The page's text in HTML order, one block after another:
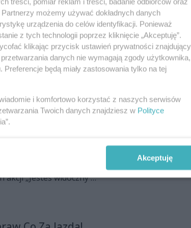
a także zdobyć
działania i rozwój.
się działo w
W wielu
Dnia Dziecka. Nie
wystąpią znani
wiedzą już, jak
akcji „Jesteś widoczny –
możemy używać dokładnych danych
urządzenia do celów identyfikacji. Ponieważ
z tych technologii poprzez kliknięcie „Akceptuję”.
klikając przycisk ustawień prywatności znajdujący
danych nie wymagają zgody użytkownika,
będą miały zastosowania tylko na tej
i komfortowo korzystać z naszych serwisów
Twoich danych znajdziesz w Polityce
Akceptuję